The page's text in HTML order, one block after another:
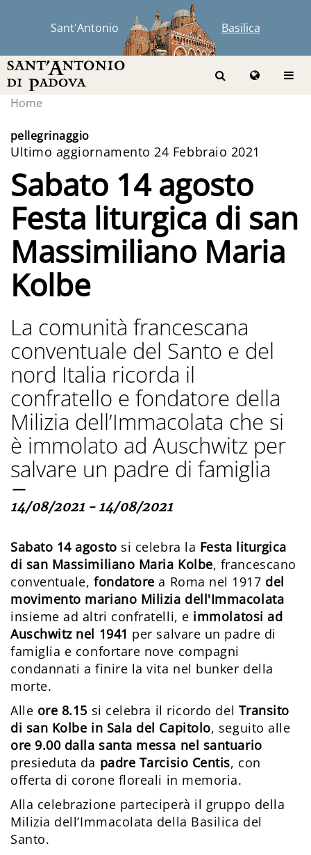
Sant'Antonio Basilica
Home
pellegrinaggio
Ultimo aggiornamento 24 Febbraio 2021
Sabato 14 agosto
Festa liturgica di san
Massimiliano Maria
Kolbe
La comunità francescana
conventuale del Santo e del
nord Italia ricorda il
confratello e fondatore della
Milizia dell’Immacolata che si
è immolato ad Auschwitz per
salvare un padre di famiglia
—
14/08/2021 - 14/08/2021
Sabato 14 agosto si celebra la Festa liturgica
di san Massimiliano Maria Kolbe, francescano
conventuale,fondatorea Roma nel 1917 del
movimento mariano Milizia dell'Immacolata
insieme ad altri confratelli, e immolatosi ad
Auschwitz nel 1941 per salvare un padre di
famiglia e confortare nove compagni
condannati a finire la vita nel bunker della
morte.
Alle ore 8.15 si celebra il ricordo del Transito
di san Kolbe in Sala del Capitolo, seguito alle
ore 9.00 dalla santa messa nel santuario
presieduta da padre Tarcisio Centis, con
offerta di corone floreali in memoria.
Alla celebrazione parteciperà il gruppo della
Milizia dell’Immacolata della Basilica del
Santo.